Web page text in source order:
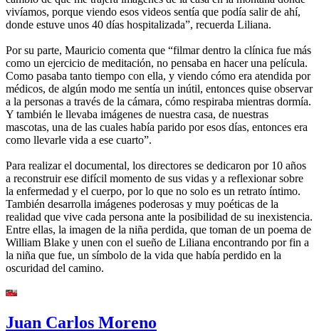
vivíamos, porque viendo esos videos sentía que podía salir de ahí,
donde estuve unos 40 días hospitalizada”, recuerda Liliana.
Por su parte, Mauricio comenta que “filmar dentro la clínica fue más
como un ejercicio de meditación, no pensaba en hacer una película.
Como pasaba tanto tiempo con ella, y viendo cómo era atendida por
médicos, de algún modo me sentía un inútil, entonces quise observar
a la personas a través de la cámara, cómo respiraba mientras dormía.
Y también le llevaba imágenes de nuestra casa, de nuestras
mascotas, una de las cuales había parido por esos días, entonces era
como llevarle vida a ese cuarto”.
Para realizar el documental, los directores se dedicaron por 10 años
a reconstruir ese difícil momento de sus vidas y a reflexionar sobre
la enfermedad y el cuerpo, por lo que no solo es un retrato íntimo.
También desarrolla imágenes poderosas y muy poéticas de la
realidad que vive cada persona ante la posibilidad de su inexistencia.
Entre ellas, la imagen de la niña perdida, que toman de un poema de
William Blake y unen con el sueño de Liliana encontrando por fin a
la niña que fue, un símbolo de la vida que había perdido en la
oscuridad del camino.
Juan Carlos Moreno